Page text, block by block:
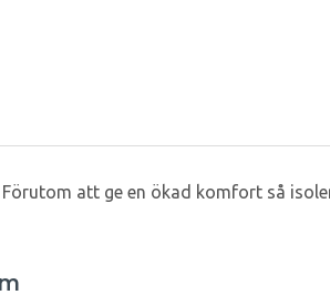
att ge en ökad komfort så